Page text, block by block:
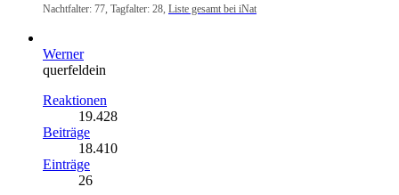
Nachtfalter: 77, Tagfalter: 28, Liste gesamt bei iNat
Werner
querfeldein
Reaktionen
19.428
Beiträge
18.410
Einträge
26